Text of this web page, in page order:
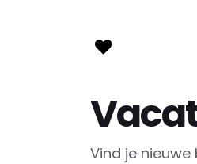
Vind je